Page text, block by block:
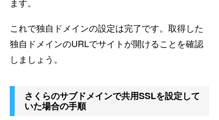
これで独自ドメインの設定は完了です。取得した
独自ドメインのURLでサイトが開けることを確認
しましょう。
さくらのサブドメインで共用SSLを設定して
いた場合の手順